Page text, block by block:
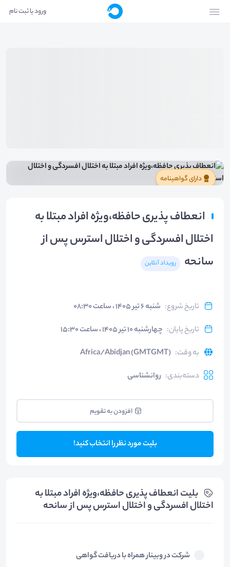
ورود یا ثبت نام
انعطاف پذیری حافظه،ویژه افراد مبتلا به
اختلال افسردگی و اختلال استرس پس از
سانحه
رویداد آنلاین
تاریخ شروع: شنبه ۶ تیر ۱۴۰۵ ، ساعت ۰۸:۳۰
تاریخ پایان: چهارشنبه ۱۰ تیر ۱۴۰۵ ، ساعت ۱۵:۳۰
به وقت:
Africa/Abidjan (GMTGMT)
دسته‌بندی: روانشناسی
افزودن به تقویم
بلیت مورد نظر را انتخاب کنید!
دارای گواهینامه
بلیت‌ انعطاف پذیری حافظه،ویژه افراد مبتلا به
اختلال افسردگی و اختلال استرس پس از سانحه
شرکت در وبینار همراه با دریافت گواهی